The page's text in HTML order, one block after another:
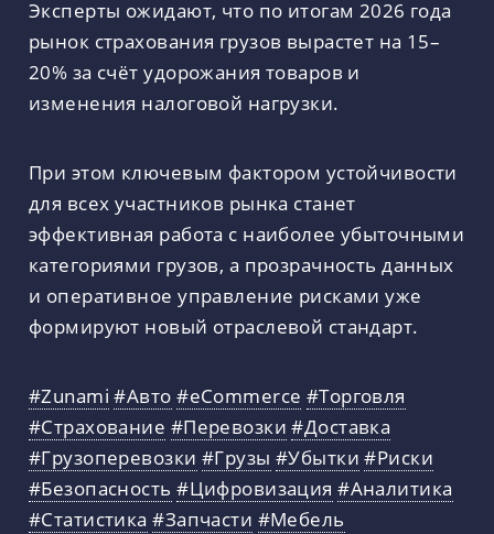
Эксперты ожидают, что по итогам 2026 года
рынок страхования грузов вырастет на 15–
20% за счёт удорожания товаров и
изменения налоговой нагрузки.
При этом ключевым фактором устойчивости
для всех участников рынка станет
эффективная работа с наиболее убыточными
категориями грузов, а прозрачность данных
и оперативное управление рисками уже
формируют новый отраслевой стандарт.
#Zunami #Авто #eCommerce #Торговля
#Страхование #Перевозки #Доставка
#Грузоперевозки #Грузы #Убытки #Риски
#Безопасность #Цифровизация #Аналитика
#Статистика #Запчасти #Мебель